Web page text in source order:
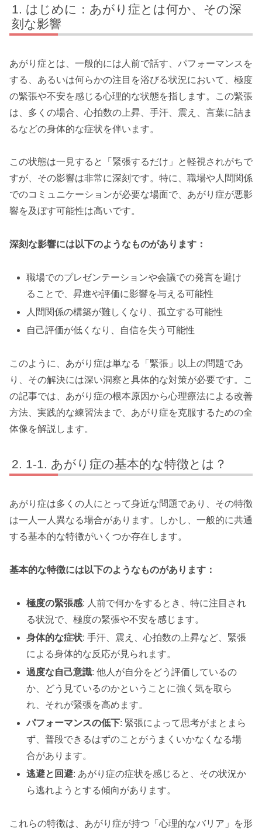
はじめに：あがり症とは何か、その深
刻な影響
あがり症とは、一般的には人前で話す、パフォーマンスを
する、あるいは何らかの注目を浴びる状況において、極度
の緊張や不安を感じる心理的な状態を指します。この緊張
は、多くの場合、心拍数の上昇、手汗、震え、言葉に詰ま
るなどの身体的な症状を伴います。
この状態は一見すると「緊張するだけ」と軽視されがちで
すが、その影響は非常に深刻です。特に、職場や人間関係
でのコミュニケーションが必要な場面で、あがり症が悪影
響を及ぼす可能性は高いです。
深刻な影響には以下のようなものがあります：
職場でのプレゼンテーションや会議での発言を避け
ることで、昇進や評価に影響を与える可能性
人間関係の構築が難しくなり、孤立する可能性
自己評価が低くなり、自信を失う可能性
このように、あがり症は単なる「緊張」以上の問題であ
り、その解決には深い洞察と具体的な対策が必要です。こ
の記事では、あがり症の根本原因から心理療法による改善
方法、実践的な練習法まで、あがり症を克服するための全
体像を解説します。
1-1. あがり症の基本的な特徴とは？
あがり症は多くの人にとって身近な問題であり、その特徴
は一人一人異なる場合があります。しかし、一般的に共通
する基本的な特徴がいくつか存在します。
基本的な特徴には以下のようなものがあります：
極度の緊張感: 人前で何かをするとき、特に注目され
る状況で、極度の緊張や不安を感じます。
身体的な症状: 手汗、震え、心拍数の上昇など、緊張
による身体的な反応が見られます。
過度な自己意識: 他人が自分をどう評価しているの
か、どう見ているのかということに強く気を取ら
れ、それが緊張を高めます。
パフォーマンスの低下: 緊張によって思考がまとまら
ず、普段できるはずのことがうまくいかなくなる場
合があります。
逃避と回避: あがり症の症状を感じると、その状況か
ら逃れようとする傾向があります。
これらの特徴は、あがり症が持つ「心理的なバリア」を形